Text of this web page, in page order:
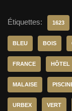
Étiquettes: 1623
BLEU BOIS
FRANCE HÔTEL
MALAISE
URBEX VERT